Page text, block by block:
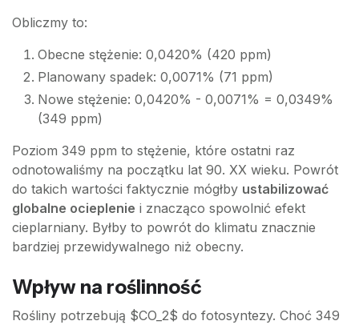
Obliczmy to:
Obecne stężenie: 0,0420% (420 ppm)
Planowany spadek: 0,0071% (71 ppm)
Nowe stężenie: 0,0420% - 0,0071% = 0,0349%
(349 ppm)
Poziom 349 ppm to stężenie, które ostatni raz
odnotowaliśmy na początku lat 90. XX wieku. Powrót
do takich wartości faktycznie mógłby ustabilizować
globalne ocieplenie i znacząco spowolnić efekt
cieplarniany. Byłby to powrót do klimatu znacznie
bardziej przewidywalnego niż obecny.
Wpływ na roślinność
Rośliny potrzebują $CO_2$ do fotosyntezy. Choć 349